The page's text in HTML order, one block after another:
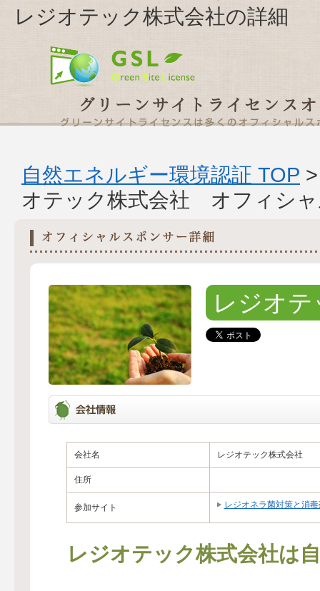
レジオテック株式会社の詳細
自然エネルギー環境認証 TOP
オテック株式会社 オフィシ
レジオ
会社名 レジオテック株式会社
住所
参加サイト レジオネラ菌対策と消毒
レジオテック株式会社は